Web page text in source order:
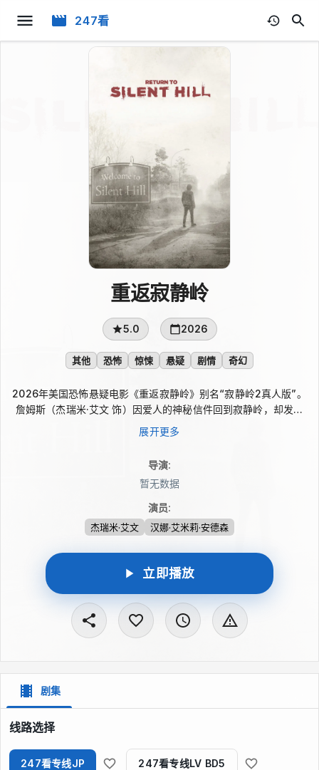
247看
重返寂静岭
5.0 2026
其他 恐怖 惊悚 悬疑 剧情 奇幻
2026年美国恐怖悬疑电影《重返寂静岭》别名“寂静岭2真人版”。
詹姆斯（杰瑞米·艾文 饰）因爱人的神秘信件回到寂静岭，却发现
小镇早已被余烬、警报与扭曲街巷吞没。三角屠夫、无脸护士和未
知怪物接连逼近，现实与幻象不断交叠，他只能在逃亡中追寻破碎
展开更多
导演:
暂无数据
演员:
杰瑞米·艾文 汉娜·艾米莉·安德森
立即播放
剧集
线路选择
247看专线JP 247看专线LV BD5